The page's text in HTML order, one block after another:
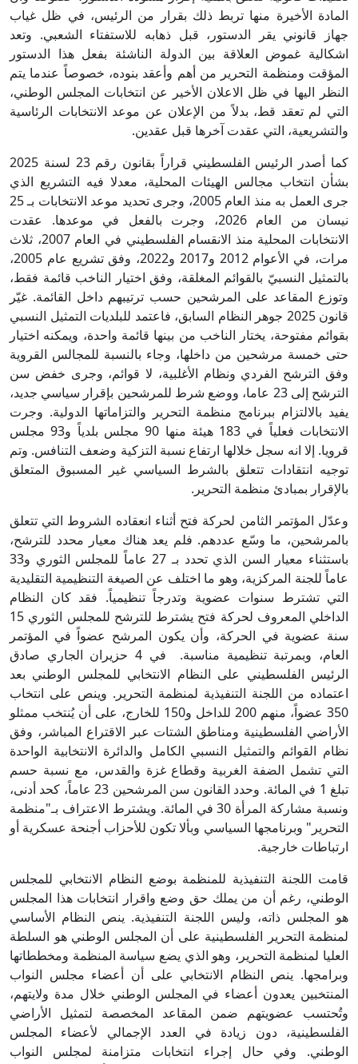
المادة الأخيرة منها تربط ذلك بقرار من الرئيس، في ظل غياب
جهاز قانوني يقر الدستور، قبل ذهابه للاستفتاء الشعبي. وتعد
اشكالية غموض العلاقة بين الدولة الناشئة بفعل هذا الدستور
المؤقت ومنظمة التحرير من أهم وأعقد بنوده، خصوصاً عندما يتم
النظر اليها في ظل الاعلان الأخير عن انتخابات المجلس الوطني،
التي لم تعقد قط، بدلاً من الإعلان عن موعد الانتخابات الرئاسية
والتشريعية، التي عقدت آخرها قبل عقدين.
كما أصدر الرئيس الفلسطيني قراراً بقانون رقم 23 لسنة 2025
بشأن انتخاب مجالس الهيئات المحلية، معدلا فيه التشريع الذي
جرى العمل به منذ العام 2005، وجرى تحديد موعد الانتخابات بـ 25
نيسان من العام 2026، وجرت بالفعل في موعدها. عقدت
الانتخابات المحلية منذ الانقسام الفلسطيني في العام 2007، ثلاث
مرات، في الأعوام 2012 و2017 و2022، وفق تشريع عام 2005،
بالتمثيل النسبيّ بالقوائم المغلقة، وفق اختيار الناخب قائمة فقط،
وتوزع المقاعد على المرشحين حسب ترتيبهم داخل القائمة. غيّر
قانون 2025 جوهر النظام السابق، فاعتمد للبلديات التمثيل النسبي
بقوائم مفتوحة، يختار الناخب من بينها قائمة واحدة، ويمكنه اختيار
حتى خمسة مرشحين من داخلها، وجاء بالنسبة للمجالس القروية
وفق الترشح الفردي ونظام الأغلبية، لا قوائم، وجرى خفض سن
الترشح إلى 23 عاما، ووضع شرط للمرشحين بإقرار سياسي جديد،
يفيد بالالتزام ببرنامج منظمة التحرير والتزاماتها الدولية. وجرت
الانتخابات فعلياً في 183 هيئة منها 90 مجلس بلدياً و93 مجلس
قرويا. إلا انه سجل خلالها ارتفاع نسبة التزكية وضعف التنافس. وتم
توجيه انتقادات تتعلق بالشرط السياسي غير المسبوق المتعلق
بالإقرار بمبادئ منظمة التحرير.
وعدّل المؤتمر الثامن لحركة فتح أثناء انعقاده الشروط التي تتعلق
بالمرشحين، ما وسّع عددهم. فلم يعد هناك معيار محدد للترشح،
باستثناء معيار السن الذي تحدد بـ 27 عاماً للمجلس الثوري و33
عاماً للجنة المركزية، وهو ما اختلف عن الصيغة التنظيمية التقليدية
التي تشترط سنوات عضوية وتدرجاً تنظيمياً. فقد كان النظام
الداخلي المعروف لحركة فتح يشترط للترشح للمجلس الثوري 15
سنة عضوية في الحركة، وأن يكون المرشح عضواً في المؤتمر
العام، وبمرتبة تنظيمية مناسبة. في 4 حزيران الجاري صادق
الرئيس الفلسطيني على النظام الانتخابي للمجلس الوطني بعد
اعتماده من اللجنة التنفيذية لمنظمة التحرير. وينص على انتخاب
350 عضواً، منهم 200 للداخل و150 للخارج، على أن يُنتخب ممثلو
الأراضي الفلسطينية ومناطق الشتات عبر الاقتراع المباشر، وفق
نظام القوائم والتمثيل النسبي الكامل والدائرة الانتخابية الواحدة
التي تشمل الضفة الغربية وقطاع غزة والقدس، مع نسبة حسم
تبلغ 1 في المائة. وحدد القانون سن المرشحين 23 عاماً، كحد أدنى،
ونسبة مشاركة المرأة 30 في المائة. ويشترط الاعتراف بـ"منظمة
التحرير" وبرنامجها السياسي وبألا تكون للأحزاب أجنحة عسكرية أو
ارتباطات خارجية.
قامت اللجنة التنفيذية للمنظمة بوضع النظام الانتخابي للمجلس
الوطني، رغم أن من يملك حق وضع واقرار انتخابات هذا المجلس
هو المجلس ذاته، وليس اللجنة التنفيذية. ينص النظام الأساسي
لمنظمة التحرير الفلسطينية على أن المجلس الوطني هو السلطة
العليا لمنظمة التحرير، وهو الذي يضع سياسة المنظمة ومخططاتها
وبرامجها. ينص النظام الانتخابي على أن أعضاء مجلس النواب
المنتخبين يعدون أعضاء في المجلس الوطني خلال مدة ولايتهم،
وتُحتسب عضويتهم ضمن المقاعد المخصصة لتمثيل الأراضي
الفلسطينية، دون زيادة في العدد الإجمالي لأعضاء المجلس
الوطني. وفي حال إجراء انتخابات متزامنة لمجلس النواب